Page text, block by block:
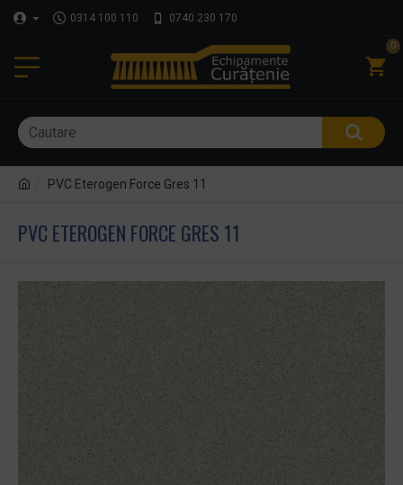
0314 100 110 0740 230 170
0
PVC Eterogen Force Gres 11
PVC ETEROGEN FORCE GRES 11